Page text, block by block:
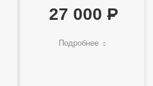
27 000
Подробнее